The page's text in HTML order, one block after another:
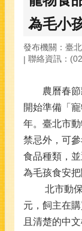
為毛小
發布機關：臺
聯絡資訊：
農曆春節
開始準備「
年。臺北市
禁忌外，可
食品種類，
為毛孩食安把
北市動保
元，飼主在
且清楚的中